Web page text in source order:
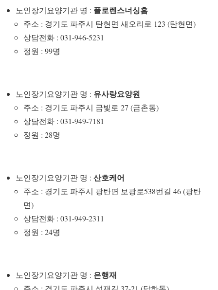
노인장기요양기관 명 : 플로렌스너싱홈
주소 : 경기도 파주시 탄현면 새오리로 123 (탄현면)
상담전화 : 031-946-5231
정원 : 99명
노인장기요양기관 명 : 유사랑요양원
주소 : 경기도 파주시 금빛로 27 (금촌동)
상담전화 : 031-949-7181
정원 : 28명
노인장기요양기관 명 : 산호케어
주소 : 경기도 파주시 광탄면 보광로538번길 46 (광탄
면)
상담전화 : 031-949-2311
정원 : 24명
노인장기요양기관 명 : 은행재